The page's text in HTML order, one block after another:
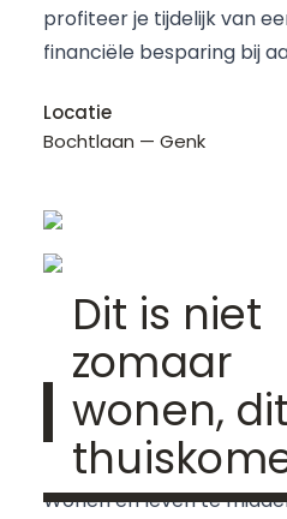
profiteer je tijdelijk van
financiële besparing bij
Locatie
Bochtlaan — Genk
Dit is niet
zomaar
wonen,
Wonen en leven te